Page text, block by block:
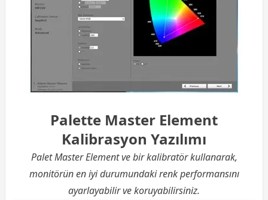
Palette Master Element
Kalibrasyon Yazılımı
Palet Master Element ve bir kalibratör kullanarak,
monitörün en iyi durumundaki renk performansını
ayarlayabilir ve koruyabilirsiniz.